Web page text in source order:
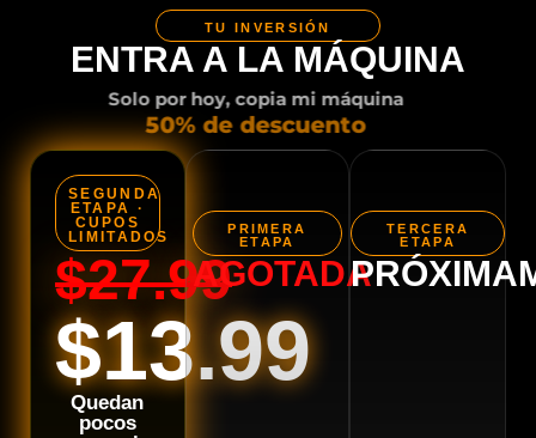
TU INVERSIÓN
ENTRA A LA MÁQUINA
Solo por hoy, copia mi máquina
50% de descuento
SEGUNDA
ETAPA ·
CUPOS
LIMITADOS
$27.99
$13.99
Quedan
pocos
PRIMERA
ETAPA
AGOTADA
TERCERA
ETAPA